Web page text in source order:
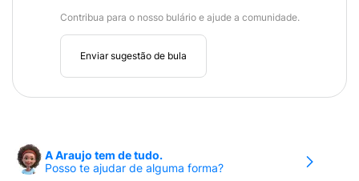
Contribua para o nosso bulário e ajude a comunidade.
Enviar sugestão de bula
A Araujo tem de tudo.
Posso te ajudar de alguma forma?